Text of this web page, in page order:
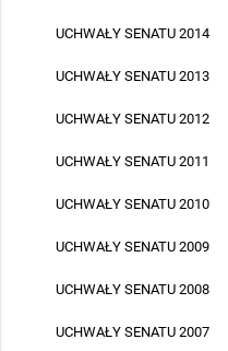
UCHWAŁY SENATU 2014
UCHWAŁY SENATU 2013
UCHWAŁY SENATU 2012
UCHWAŁY SENATU 2011
UCHWAŁY SENATU 2010
UCHWAŁY SENATU 2009
UCHWAŁY SENATU 2008
UCHWAŁY SENATU 2007